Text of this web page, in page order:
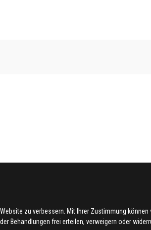
zu verbessern. Mit Ihrer Zustimmung
Behandlungen frei erteilen, verweigern oder